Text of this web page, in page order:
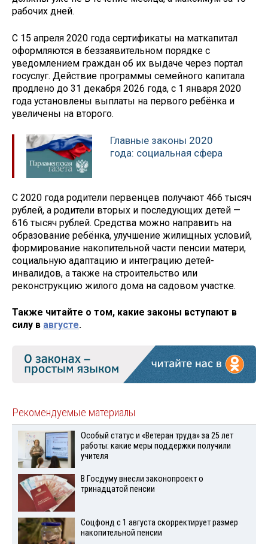
рабочих дней.
С 15 апреля 2020 года сертификаты на маткапитал
оформляются в беззаявительном порядке с
уведомлением граждан об их выдаче через портал
госуслуг. Действие программы семейного капитала
продлено до 31 декабря 2026 года, с 1 января 2020
года установлены выплаты на первого ребёнка и
увеличены на второго.
Главные законы 2020
года: социальная сфера
С 2020 года родители первенцев получают 466 тысяч
рублей, а родители вторых и последующих детей —
616 тысяч рублей. Средства можно направить на
образование ребёнка, улучшение жилищных условий,
формирование накопительной части пенсии матери,
социальную адаптацию и интеграцию детей-
инвалидов, а также на строительство или
реконструкцию жилого дома на садовом участке.
Также читайте о том, какие законы вступают в
силу в августе.
Рекомендуемые материалы
Особый статус и «Ветеран труда» за 25 лет
работы: какие меры поддержки получили
учителя
В Госдуму внесли законопроект о
тринадцатой пенсии
Соцфонд с 1 августа скорректирует размер
накопительной пенсии